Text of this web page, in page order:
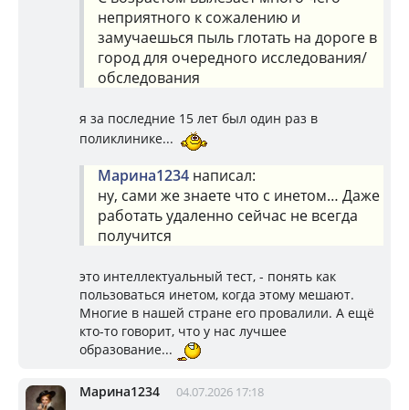
неприятного к сожалению и
замучаешься пыль глотать на дороге в
город для очередного исследования/
обследования
я за последние 15 лет был один раз в
поликлинике...
Марина1234 написал:
ну, сами же знаете что с инетом… Даже
работать удаленно сейчас не всегда
получится
это интеллектуальный тест, - понять как
пользоваться инетом, когда этому мешают.
Многие в нашей стране его провалили. А ещё
кто-то говорит, что у нас лучшее
образование...
Марина1234 04.07.2026 17:18